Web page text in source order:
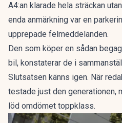
A4:an klarade hela sträckan
enda anmärkning var en
upprepade felmeddelanden.
Den som köper en sådan
bil, konstaterar de i
Slutsatsen känns igen. När
testade just den generationen,
löd omdömet toppklass.